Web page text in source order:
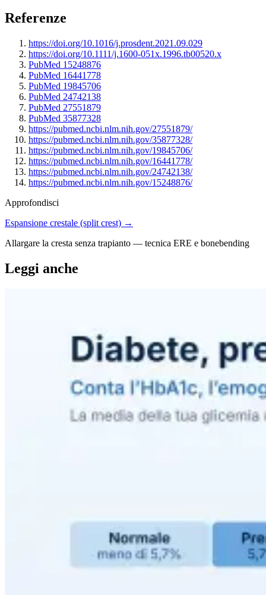
Referenze
https://doi.org/10.1016/j.prosdent.2021.09.029
https://doi.org/10.1111/j.1600-051x.1996.tb00520.x
PubMed 15248876
PubMed 16441778
PubMed 19845706
PubMed 24742138
PubMed 27551879
PubMed 35877328
https://pubmed.ncbi.nlm.nih.gov/27551879/
https://pubmed.ncbi.nlm.nih.gov/35877328/
https://pubmed.ncbi.nlm.nih.gov/19845706/
https://pubmed.ncbi.nlm.nih.gov/16441778/
https://pubmed.ncbi.nlm.nih.gov/24742138/
https://pubmed.ncbi.nlm.nih.gov/15248876/
Approfondisci
Espansione crestale (split crest) →
Allargare la cresta senza trapianto — tecnica ERE e bonebending
Leggi anche